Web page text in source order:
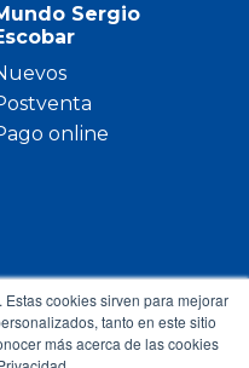
cookies sirven para mejorar
tanto en este sitio
más acerca de las cookies
Sergio
online